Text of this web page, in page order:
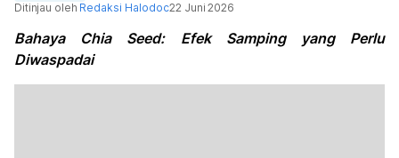
Ditinjau oleh Redaksi Halodoc22 Juni 2026
Bahaya Chia Seed: Efek Samping yang Perlu
Diwaspadai